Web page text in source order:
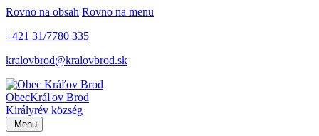
Rovno na obsah Rovno na menu
+421 31/7780 335
kralovbrod@kralovbrod.sk
ObecKráľov Brod
Királyrév község
Menu